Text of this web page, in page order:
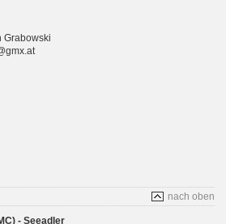
Grabowski
nach oben
- Seeadler